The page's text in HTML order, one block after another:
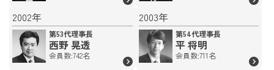
2002年
第53代理事長
西野 晃透
会員数:742名
2003年
第54代理事長
平 将明
会員数:711名